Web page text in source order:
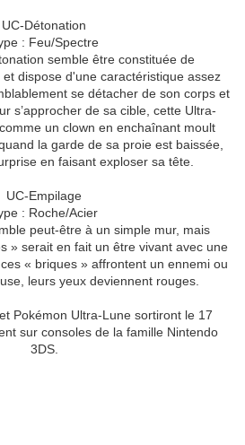
UC-Détonation
: Feu/Spectre
semble être constituée de
dispose d'une caractéristique assez
se détacher de son corps et
s’approcher de sa cible, cette Ultra-
un clown en enchaînant moult
la garde de sa proie est baissée,
en faisant exploser sa tête.
UC-Empilage
: Roche/Acier
peut-être à un simple mur, mais
» serait en fait un être vivant avec une
« briques » affrontent un ennemi ou
leurs yeux deviennent rouges.
Pokémon Ultra-Lune sortiront le 17
sur consoles de la famille Nintendo
3DS.